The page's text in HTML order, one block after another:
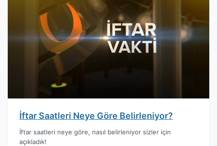
İftar Saatleri Neye Göre Belirleniyor?
İftar saatleri neye göre, nasıl belirleniyor sizler için
açıkladık!